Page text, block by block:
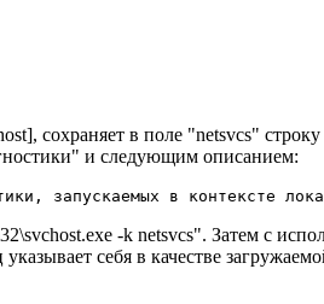
сохраняет в поле "netsvcs" строку
и следующим описанием:
-k netsvcs". Затем с
себя в качестве